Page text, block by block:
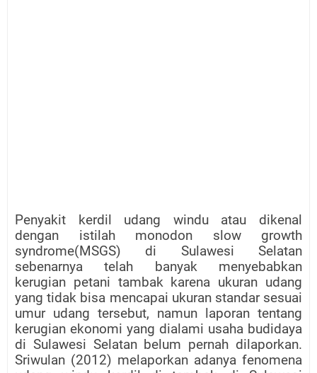
Penyakit kerdil udang windu atau dikenal
dengan istilah monodon slow growth
syndrome(MSGS) di Sulawesi Selatan
sebenarnya telah banyak menyebabkan
kerugian petani tambak karena ukuran udang
yang tidak bisa mencapai ukuran standar sesuai
umur udang tersebut, namun laporan tentang
kerugian ekonomi yang dialami usaha budidaya
di Sulawesi Selatan belum pernah dilaporkan.
Sriwulan (2012) melaporkan adanya fenomena